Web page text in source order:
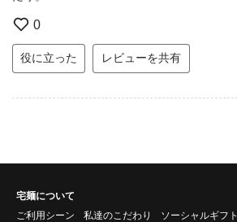
0
役に立った レビューを共有
宅麺について
ご利用シーン
私達のこだわり ソーシャルギフト